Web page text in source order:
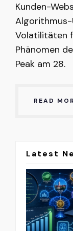
Kunden-
Volatilitäten
Phänomen
Peak am 28.
READ
Latest